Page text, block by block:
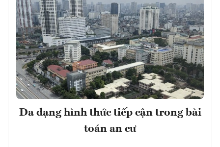
Đa dạng hình thức tiếp cận trong bài
toán an cư